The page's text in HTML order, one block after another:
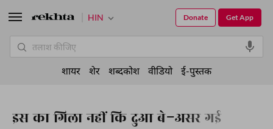
इस का गिला नहीं कि दुआ बे-असर गई
HIN Get App
Donate
शायर शेर शब्दकोश वीडियो ई-पुस्तक